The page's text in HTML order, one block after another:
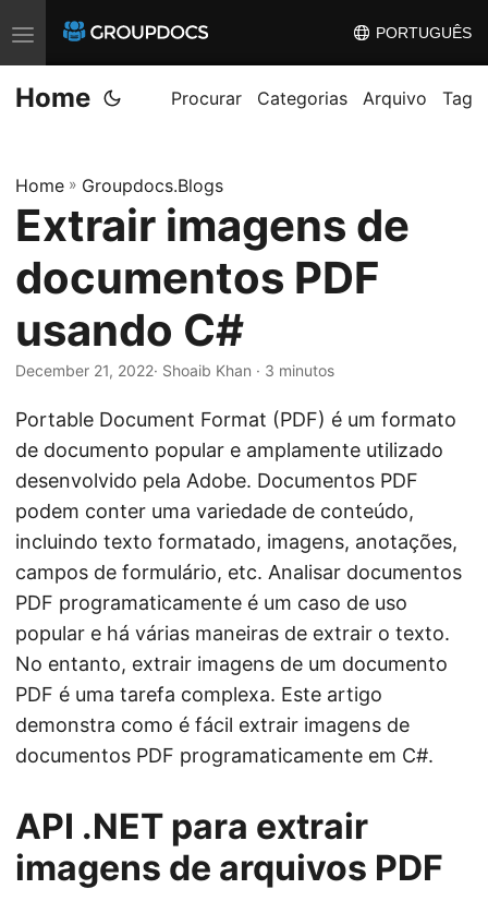
T
o
g
e
n
v
g
a
PORTUGUÊS
Home Procurar Categorias Arquivo Tag
Home » Groupdocs.Blogs
Extrair imagens de
documentos PDF
usando C#
December 21, 2022· Shoaib Khan · 3 minutos
Portable Document Format (PDF) é um formato
de documento popular e amplamente utilizado
desenvolvido pela Adobe. Documentos PDF
podem conter uma variedade de conteúdo,
incluindo texto formatado, imagens, anotações,
campos de formulário, etc. Analisar documentos
PDF programaticamente é um caso de uso
popular e há várias maneiras de extrair o texto.
No entanto, extrair imagens de um documento
PDF é uma tarefa complexa. Este artigo
demonstra como é fácil extrair imagens de
documentos PDF programaticamente em C#.
API .NET para extrair
imagens de arquivos PDF